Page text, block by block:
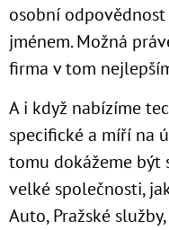
osobní
jménem. Možná
firma v tom
A i když nabízíme
specifické a míří na
tomu dokážeme
velké společnosti,
Auto, Pražské